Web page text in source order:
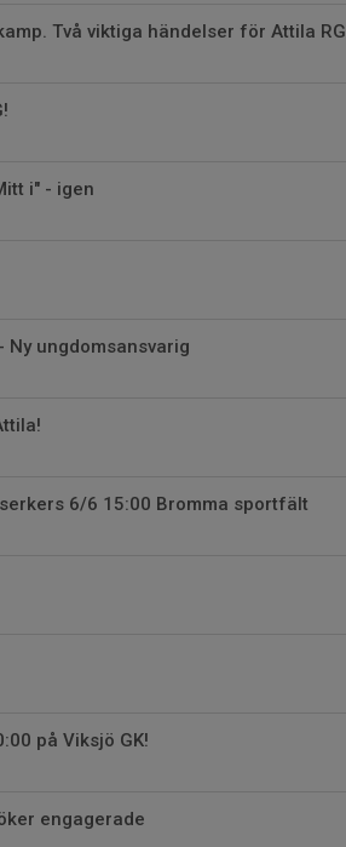
Två viktiga händelser för Attila RG
i" - igen
Ny ungdomsansvarig
6/6 15:00 Bromma sportfält
på Viksjö GK!
engagerade